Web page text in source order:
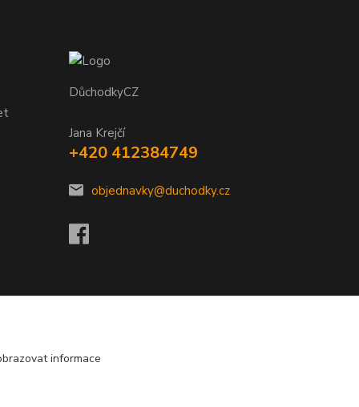
DůchodkyCZ
Jana Krejčí
+420 412384749
objednavky@duchodky.cz
informace